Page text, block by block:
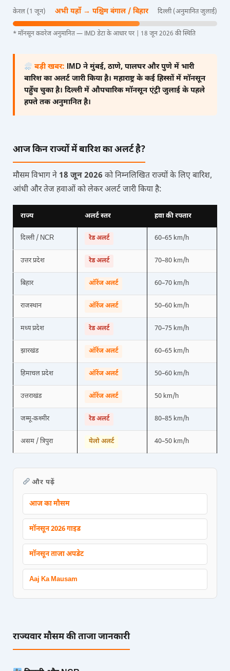
केरल (1 जून) अभी यहाँ → पश्चिम बंगाल / बिहार दिल्ली (अनुमानित जुलाई)
* मॉनसून कवरेज अनुमानित — IMD डेटा के आधार पर | 18 जून 2026 की स्थिति
बड़ी खबर: IMD ने मुंबई, ठाणे, पालघर और पुणे में भारी
बारिश का अलर्ट जारी किया है। महाराष्ट्र के कई हिस्सों में मॉनसून
पहुँच चुका है। दिल्ली में औपचारिक मॉनसून एंट्री जुलाई के पहले
हफ्ते तक अनुमानित है।
आज किन राज्यों में बारिश का अलर्ट है?
मौसम विभाग ने 18 जून 2026 को निम्नलिखित राज्यों के लिए बारिश,
आंधी और तेज हवाओं को लेकर अलर्ट जारी किया है:
राज्य अलर्ट स्तर हवा की रफ्तार
दिल्ली / NCR रेड अलर्ट 60–65 km/h
उत्तर प्रदेश रेड अलर्ट 70–80 km/h
बिहार ऑरेंज अलर्ट 60–70 km/h
राजस्थान ऑरेंज अलर्ट 50–60 km/h
मध्य प्रदेश रेड अलर्ट 70–75 km/h
झारखंड ऑरेंज अलर्ट 60–65 km/h
हिमाचल प्रदेश ऑरेंज अलर्ट 50–60 km/h
उत्तराखंड ऑरेंज अलर्ट 50 km/h
जम्मू-कश्मीर रेड अलर्ट 80–85 km/h
असम / त्रिपुरा येलो अलर्ट 40–50 km/h
और पढ़ें
आज का मौसम
मॉनसून 2026 गाइड
मॉनसून ताजा अपडेट
Aaj Ka Mausam
राज्यवार मौसम की ताजा जानकारी